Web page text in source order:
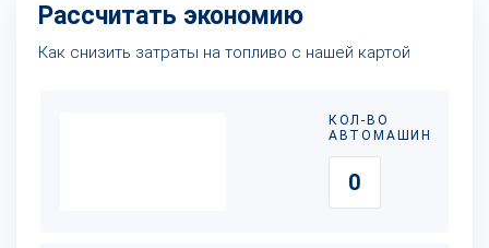
Рассчитать экономию
Как снизить затраты на топливо с нашей картой
КОЛ-ВО
АВТОМАШИН